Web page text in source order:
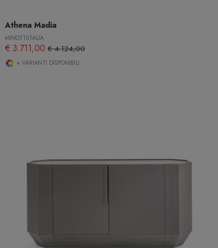
Athena Madia
MINOTTIITALIA
€ 3.711,00 € 4.124,00
+ VARIANTI DISPONIBILI